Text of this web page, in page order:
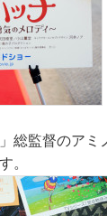
総監督のア
。